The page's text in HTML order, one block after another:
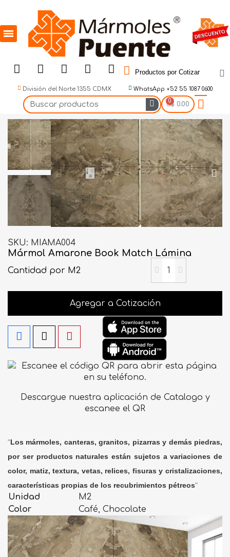
Productos por Cotizar
División del Norte 1355 CDMX WhatsApp +52 55 1087 0600
$ 0.00
SKU MIAMA004
Mármol Amarone Book Match Lámina
Cantidad por M2
Agregar a Cotización
Descargue nuestra aplicación de Catalogo y
escanee el QR
"Los mármoles, canteras, granitos, pizarras y demás piedras,
por ser productos naturales están sujetos a variaciones de
color, matiz, textura, vetas, relices, fisuras y cristalizaciones,
características propias de los recubrimientos pétreos"
Unidad
M2
Color
Café, Chocolate